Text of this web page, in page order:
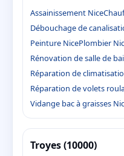
Assainissement Nice
Débouchage de
Peinture NicePlombier
Rénovation de salle de
Réparation de
Réparation de volets
Vidange bac à graisses
Troyes (10000)